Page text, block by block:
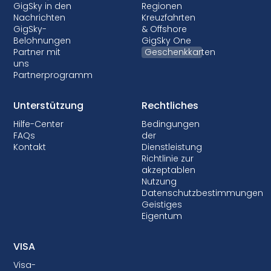
GigSky in den
Nachrichten
GigSky-
Belohnungen
Partner mit
uns
Partnerprogramm
Regionen
Kreuzfahrten
& Offshore
GigSky One
Geschenkkarten
Unterstützung
Hilfe-Center
FAQs
Kontakt
Rechtliches
Bedingungen
der
Dienstleistung
Richtlinie zur
akzeptablen
Nutzung
Datenschutzbestimmungen
Geistiges
Eigentum
VISA
Visa-